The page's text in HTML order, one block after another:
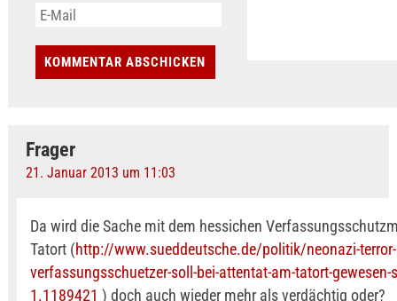
Frager
21. Januar 2013 um 11:03
Da wird die Sache mit dem hessichen
Tatort (http://www.sueddeutsche.de/politik/neonazi-terror-
verfassungsschuetzer-soll-bei-attentat-am-tatort-gewesen-
1.1189421 ) doch auch wieder mehr als verdächtig oder?